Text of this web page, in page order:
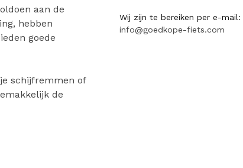
aan de
hebben
goede
schijfremmen of
de
Wij zijn te bereiken per e-mail:
info@goedkope-fiets.com